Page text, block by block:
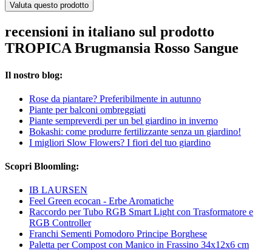
Valuta questo prodotto
recensioni in italiano sul prodotto
TROPICA Brugmansia Rosso Sangue
Il nostro blog:
Rose da piantare? Preferibilmente in autunno
Piante per balconi ombreggiati
Piante sempreverdi per un bel giardino in inverno
Bokashi: come produrre fertilizzante senza un giardino!
I migliori Slow Flowers? I fiori del tuo giardino
Scopri Bloomling:
IB LAURSEN
Feel Green ecocan - Erbe Aromatiche
Raccordo per Tubo RGB Smart Light con Trasformatore e
RGB Controller
Franchi Sementi Pomodoro Principe Borghese
Paletta per Compost con Manico in Frassino 34x12x6 cm